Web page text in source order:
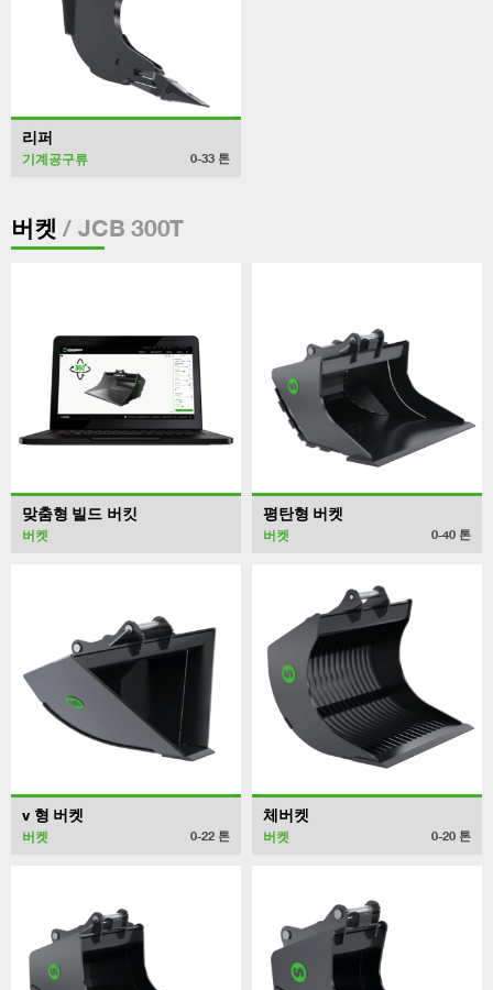
리퍼
기계공구류 0-33 톤
버켓 / JCB 300T
맞춤형 빌드 버킷
버켓
평탄형 버켓
버켓 0-40 톤
v 형 버켓
버켓 0-22 톤
체버켓
버켓 0-20 톤